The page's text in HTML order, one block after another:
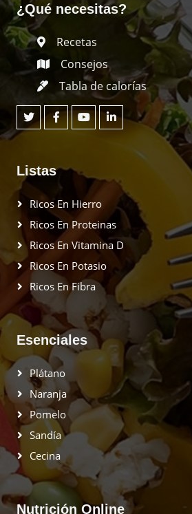
¿Qué necesitas?
Recetas
Consejos
Tabla de calorías
Listas
Ricos En Hierro
Ricos En Proteinas
Ricos En Vitamina D
Ricos En Potasio
Ricos En Fibra
Esenciales
Plátano
Naranja
Pomelo
Sandía
Cecina
Nutrición Online